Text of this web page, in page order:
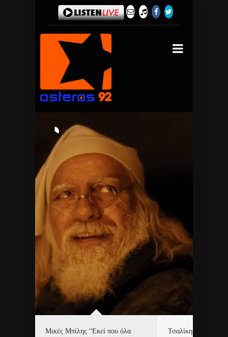
Μικές Μπίλης “Εκεί που όλα
Τσαλίκης,